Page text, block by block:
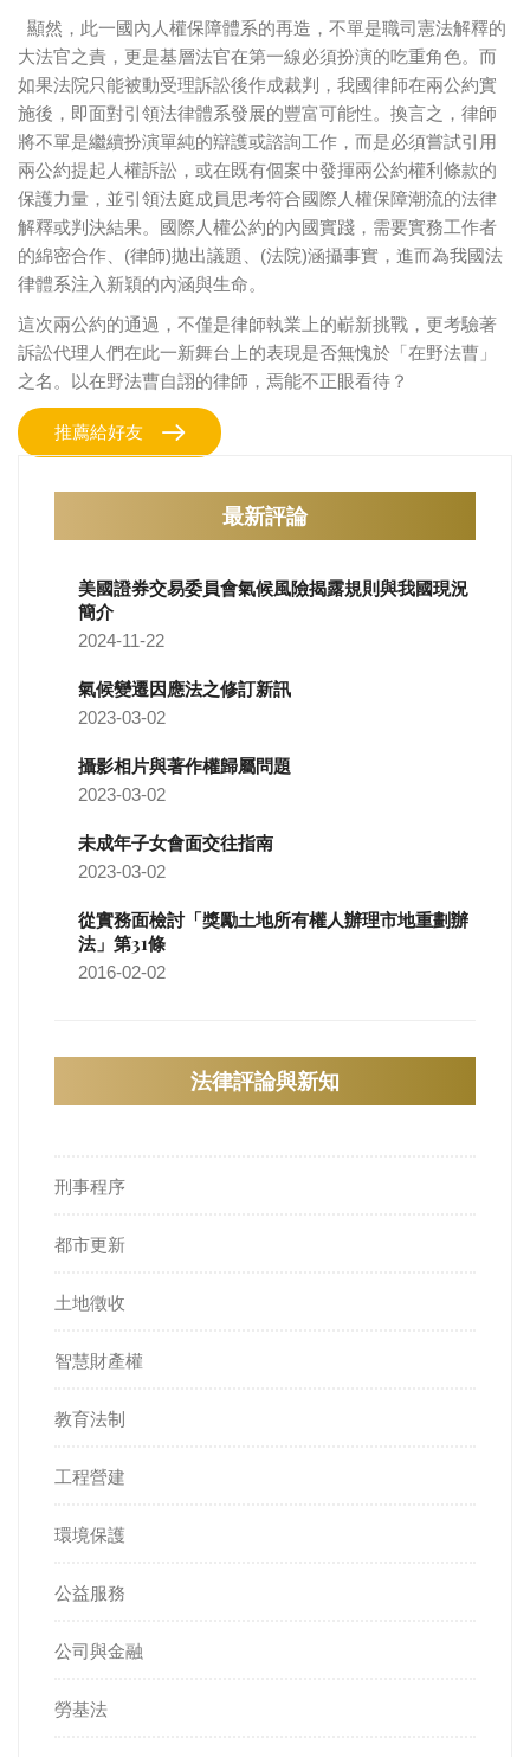
顯然，此一國內人權保障體系的再造，不單是職司憲法解釋的
大法官之責，更是基層法官在第一線必須扮演的吃重角色。而
如果法院只能被動受理訴訟後作成裁判，我國律師在兩公約實
施後，即面對引領法律體系發展的豐富可能性。換言之，律師
將不單是繼續扮演單純的辯護或諮詢工作，而是必須嘗試引用
兩公約提起人權訴訟，或在既有個案中發揮兩公約權利條款的
保護力量，並引領法庭成員思考符合國際人權保障潮流的法律
解釋或判決結果。國際人權公約的內國實踐，需要實務工作者
的綿密合作、(律師)拋出議題、(法院)涵攝事實，進而為我國法
律體系注入新穎的內涵與生命。
這次兩公約的通過，不僅是律師執業上的嶄新挑戰，更考驗著
訴訟代理人們在此一新舞台上的表現是否無愧於「在野法曹」
之名。以在野法曹自詡的律師，焉能不正眼看待？
推薦給好友
最新評論
美國證券交易委員會氣候風險揭露規則與我國現況
簡介
2024-11-22
氣候變遷因應法之修訂新訊
2023-03-02
攝影相片與著作權歸屬問題
2023-03-02
未成年子女會面交往指南
2023-03-02
從實務面檢討「獎勵土地所有權人辦理市地重劃辦
法」第31條
2016-02-02
法律評論與新知
刑事程序
都市更新
土地徵收
智慧財產權
教育法制
工程營建
環境保護
公益服務
公司與金融
勞基法